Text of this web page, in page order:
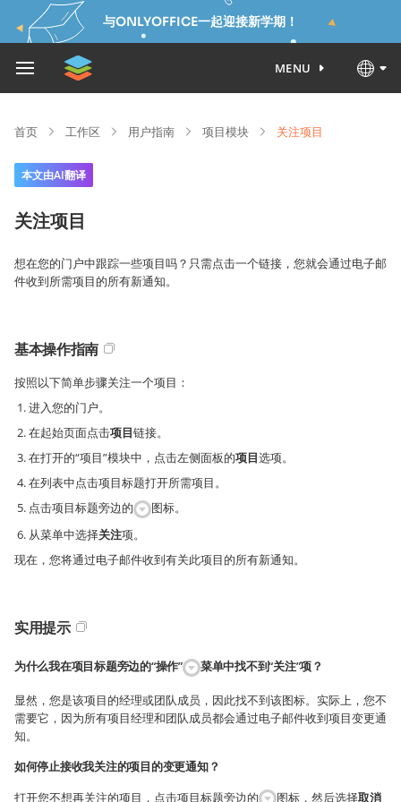
与ONLYOFFICE一起迎接新学期！
MENU
首页 工作区 用户指南 项目模块 关注项目
本文由AI翻译
关注项目
想在您的门户中跟踪一些项目吗？只需点击一个链接，您就会通过电子邮
件收到所需项目的所有新通知。
基本操作指南
按照以下简单步骤关注一个项目：
进入您的门户。
在起始页面点击项目链接。
在打开的“项目”模块中，点击左侧面板的项目选项。
在列表中点击项目标题打开所需项目。
点击项目标题旁边的
图标。
从菜单中选择关注项。
现在，您将通过电子邮件收到有关此项目的所有新通知。
实用提示
为什么我在项目标题旁边的“操作” 菜单中找不到“关注”项？
显然，您是该项目的经理或团队成员，因此找不到该图标。实际上，您不
需要它，因为所有项目经理和团队成员都会通过电子邮件收到项目变更通
知。
如何停止接收我关注的项目的变更通知？
打开您不想再关注的项目，点击项目标题旁边的
图标，然后选择取消